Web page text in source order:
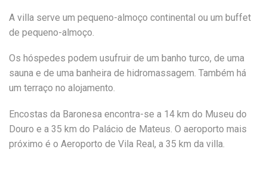
A villa serve um pequeno-almoço continental ou um buffet
de pequeno-almoço.
Os hóspedes podem usufruir de um banho turco, de uma
sauna e de uma banheira de hidromassagem. Também há
um terraço no alojamento.
Encostas da Baronesa encontra-se a 14 km do Museu do
Douro e a 35 km do Palácio de Mateus. O aeroporto mais
próximo é o Aeroporto de Vila Real, a 35 km da villa.